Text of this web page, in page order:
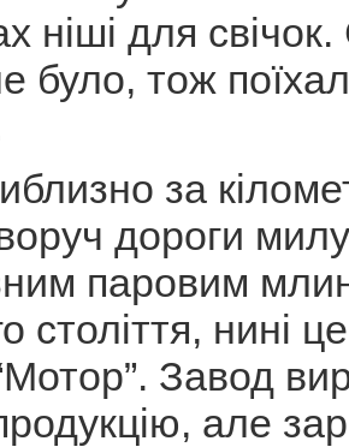
ніші для
було, тож
за
дороги
паровим
століття, нині
Завод
але